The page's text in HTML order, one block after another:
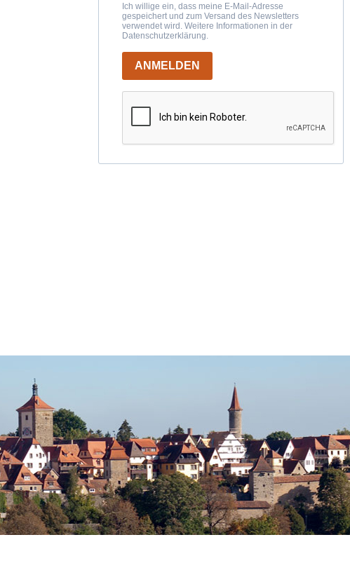
Ich willige ein, dass meine E-Mail-Adresse
gespeichert und zum Versand des Newsletters
verwendet wird. Weitere Informationen in der
Datenschutzerklärung.
ANMELDEN